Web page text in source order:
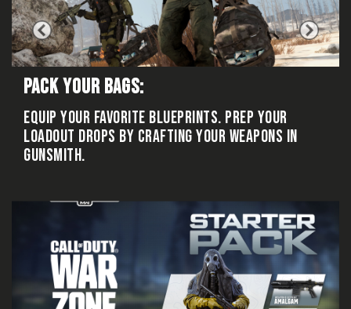
PACK YOUR BAGS:
EQUIP YOUR FAVORITE BLUEPRINTS. PREP YOUR
LOADOUT DROPS BY CRAFTING YOUR WEAPONS IN
GUNSMITH.